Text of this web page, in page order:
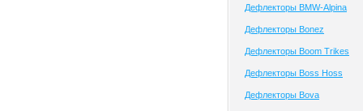
Дефлекторы BMW-Alpina
Дефлекторы Bonez
Дефлекторы Boom Trikes
Дефлекторы Boss Hoss
Дефлекторы Bova